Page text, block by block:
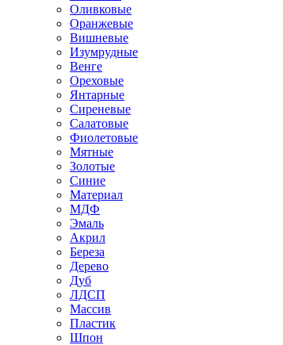
Оливковые
Оранжевые
Вишневые
Изумрудные
Венге
Ореховые
Янтарные
Сиреневые
Салатовые
Фиолетовые
Мятные
Золотые
Синие
Материал
МДФ
Эмаль
Акрил
Береза
Дерево
Дуб
ЛДСП
Массив
Пластик
Шпон